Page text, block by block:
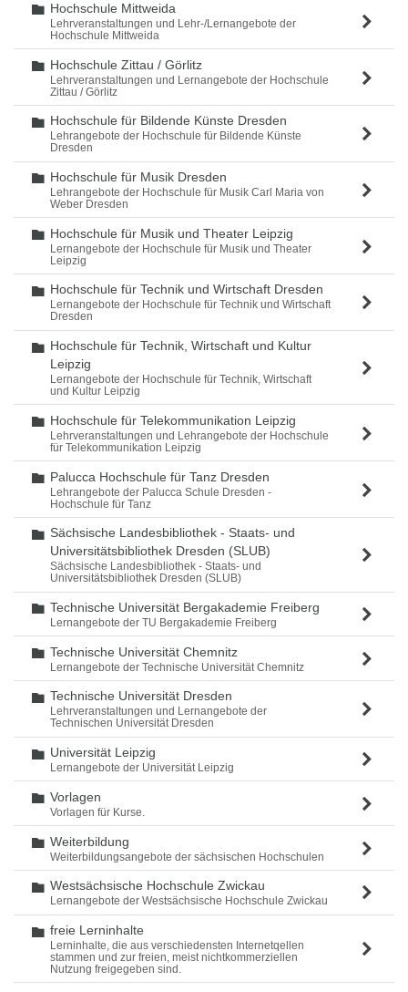
Ordner
Hochschule Mittweida
Lehrveranstaltungen und Lehr-/Lernangebote der
Hochschule Mittweida
Ordner
Hochschule Zittau / Görlitz
Lehrveranstaltungen und Lernangebote der Hochschule
Zittau / Görlitz
Ordner
Hochschule für Bildende Künste Dresden
Lehrangebote der Hochschule für Bildende Künste
Dresden
Ordner
Hochschule für Musik Dresden
Lehrangebote der Hochschule für Musik Carl Maria von
Weber Dresden
Ordner
Hochschule für Musik und Theater Leipzig
Lernangebote der Hochschule für Musik und Theater
Leipzig
Ordner
Hochschule für Technik und Wirtschaft Dresden
Lernangebote der Hochschule für Technik und Wirtschaft
Dresden
Ordner
Hochschule für Technik, Wirtschaft und Kultur
Leipzig
Lernangebote der Hochschule für Technik, Wirtschaft
und Kultur Leipzig
Ordner
Hochschule für Telekommunikation Leipzig
Lehrveranstaltungen und Lehrangebote der Hochschule
für Telekommunikation Leipzig
Ordner
Palucca Hochschule für Tanz Dresden
Lehrangebote der Palucca Schule Dresden -
Hochschule für Tanz
Ordner
Sächsische Landesbibliothek - Staats- und
Universitätsbibliothek Dresden (SLUB)
Sächsische Landesbibliothek - Staats- und
Universitätsbibliothek Dresden (SLUB)
Ordner
Technische Universität Bergakademie Freiberg
Lernangebote der TU Bergakademie Freiberg
Ordner
Technische Universität Chemnitz
Lernangebote der Technische Universität Chemnitz
Ordner
Technische Universität Dresden
Lehrveranstaltungen und Lernangebote der
Technischen Universität Dresden
Ordner
Universität Leipzig
Lernangebote der Universität Leipzig
Ordner
Vorlagen
Vorlagen für Kurse.
Ordner
Weiterbildung
Weiterbildungsangebote der sächsischen Hochschulen
Ordner
Westsächsische Hochschule Zwickau
Lernangebote der Westsächsische Hochschule Zwickau
Ordner
freie Lerninhalte
Lerninhalte, die aus verschiedensten Internetqellen
stammen und zur freien, meist nichtkommerziellen
Nutzung freigegeben sind.